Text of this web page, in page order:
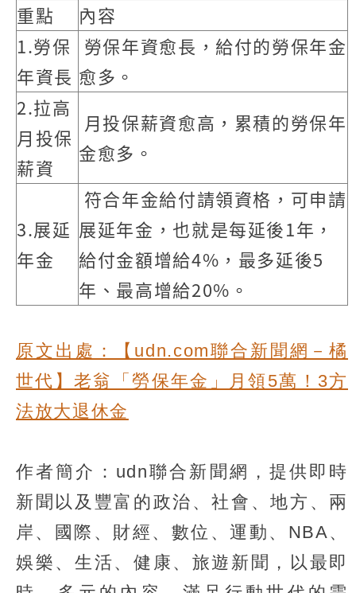
重點
內容
1.勞保
年資長
勞保年資愈長，給付的勞保年金
愈多。
2.拉高
月投保
薪資
月投保薪資愈高，累積的勞保年
金愈多。
3.展延
年金
符合年金給付請領資格，可申請
展延年金，也就是每延後1年，
給付金額增給4%，最多延後5
年、最高增給20%。
原文出處：【udn.com聯合新聞網－橘
世代】老翁「勞保年金」月領5萬！3方
法放大退休金
作者簡介：udn聯合新聞網，提供即時
新聞以及豐富的政治、社會、地方、兩
岸、國際、財經、數位、運動、NBA、
娛樂、生活、健康、旅遊新聞，以最即